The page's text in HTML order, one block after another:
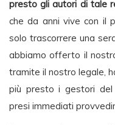
presto gli autori di tale
che da anni vive con il
solo trascorrere una
abbiamo offerto il
tramite il nostro legale,
più presto i gestori del
presi immediati